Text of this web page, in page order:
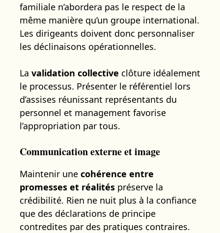
familiale n’abordera pas le respect de la
même manière qu’un groupe international.
Les dirigeants doivent donc personnaliser
les déclinaisons opérationnelles.
La validation collective clôture idéalement
le processus. Présenter le référentiel lors
d’assises réunissant représentants du
personnel et management favorise
l’appropriation par tous.
Communication externe et image
Maintenir une cohérence entre
promesses et réalités préserve la
crédibilité. Rien ne nuit plus à la confiance
que des déclarations de principe
contredites par des pratiques contraires.